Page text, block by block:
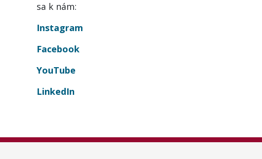
sa k nám:
Instagram
Facebook
YouTube
LinkedIn